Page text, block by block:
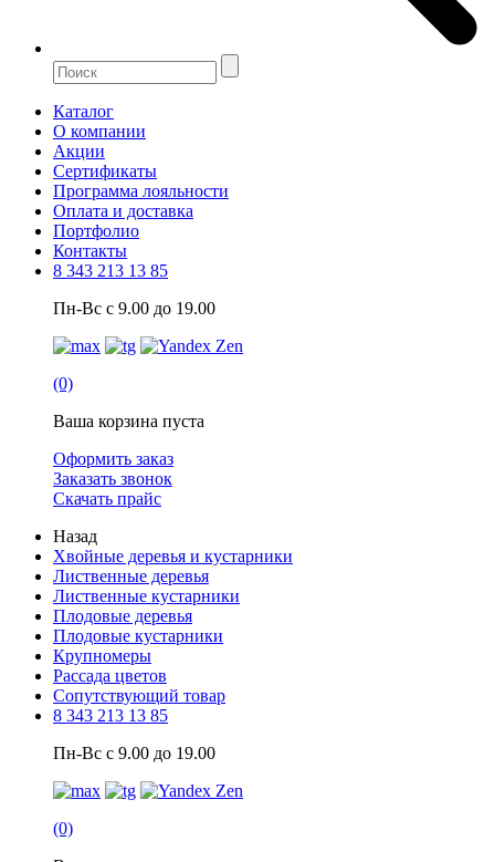
Каталог
О компании
Акции
Сертификаты
Программа лояльности
Оплата и доставка
Портфолио
Контакты
8 343 213 13 85
Пн-Вс с 9.00 до 19.00
(0)
Ваша корзина пуста
Оформить заказ
Заказать звонок
Скачать прайс
Назад
Хвойные деревья и кустарники
Лиственные деревья
Лиственные кустарники
Плодовые деревья
Плодовые кустарники
Крупномеры
Рассада цветов
Сопутствующий товар
8 343 213 13 85
Пн-Вс с 9.00 до 19.00
(0)